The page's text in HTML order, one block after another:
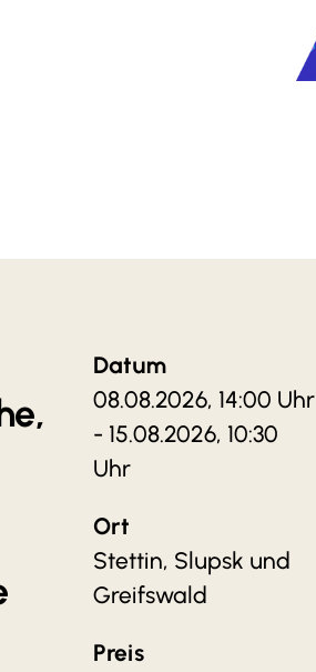
hinzuzufügen, klicke
du bei ausgebuchten
Datum
08.08.2026, 14:00 Uhr
- 15.08.2026, 10:30
Uhr
Ort
Stettin, Slupsk und
Greifswald
Preis